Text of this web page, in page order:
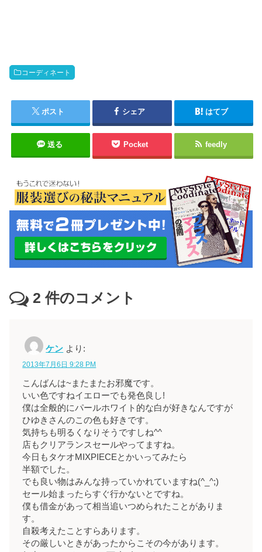
コーディネート
ポスト シェア はてブ
送る Pocket feedly
2 件のコメント
ケン より:
2013年7月6日 9:28 PM
こんばんは~またまたお邪魔です。
いい色ですねイエローでも発色良し!
僕は全般的にパールホワイト的な白が好きなんですが
ひゆきさんのこの色も好きです。
気持ちも明るくなりそうですしね^^
店もクリアランスセールやってますね。
今日もタケオMIXPIECEとかいってみたら
半額でした。
でも良い物はみんな持っていかれていますね(^_^;)
セール始まったらすぐ行かないとですね。
僕も借金があって相当追いつめられたことがありま
す。
自殺考えたことすらあります。
その厳しいときがあったからこその今があります。